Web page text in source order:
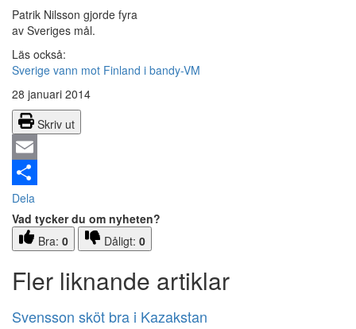
Patrik Nilsson gjorde fyra
av Sveriges mål.
Läs också:
Sverige vann mot Finland i bandy-VM
28 januari 2014
Skriv ut
Email
Dela
Vad tycker du om nyheten?
Bra: 0 Dåligt: 0
Fler liknande artiklar
Svensson sköt bra i Kazakstan